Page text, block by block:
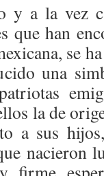
y a la vez
que han
se
una
la de
a sus
nacieron